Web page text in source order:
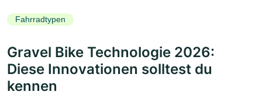
Fahrradtypen
Gravel Bike Technologie 2026:
Diese Innovationen solltest du
kennen